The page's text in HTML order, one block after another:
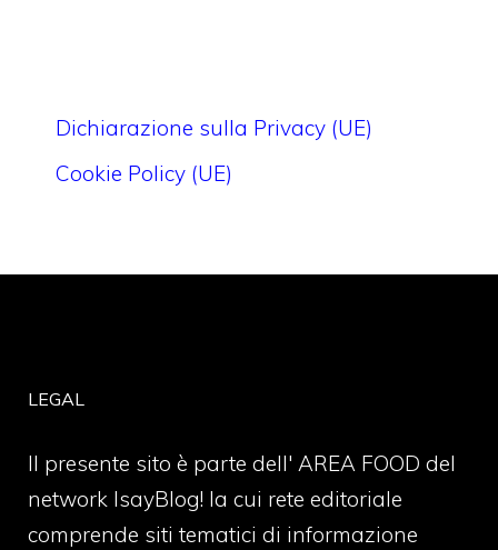
Dichiarazione sulla Privacy (UE)
Cookie Policy (UE)
LEGAL
Il presente sito è parte dell' AREA FOOD del
network IsayBlog! la cui rete editoriale
comprende siti tematici di informazione